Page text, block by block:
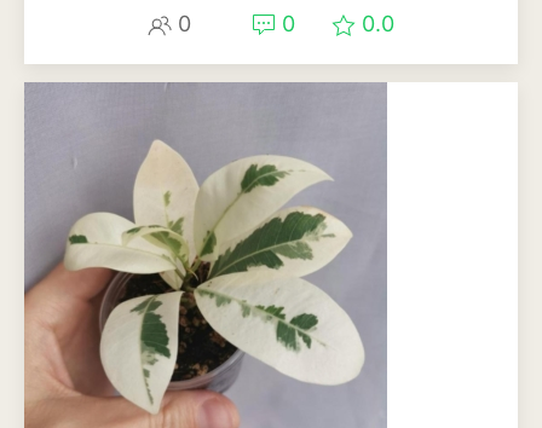
Патиссоны
Подсолнечник
Редис
Редька
Репа
0 0 0.0